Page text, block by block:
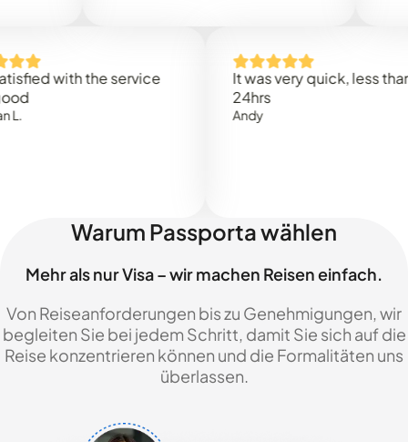
with the service
It was very quick, less than
Warum Passporta wählen
Mehr als nur Visa – wir machen Reisen einfach.
Von Reiseanforderungen bis zu Genehmigungen, wir
begleiten Sie bei jedem Schritt, damit Sie sich auf die
Reise konzentrieren können und die Formalitäten uns
überlassen.